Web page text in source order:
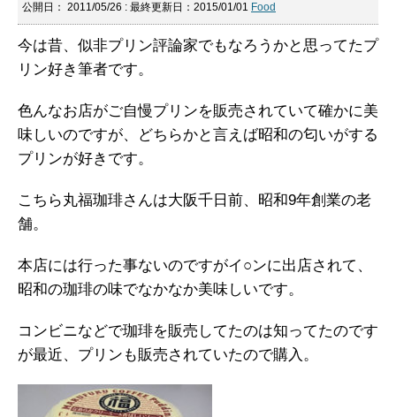
公開日： 2011/05/26 : 最終更新日：2015/01/01 Food
今は昔、似非プリン評論家でもなろうかと思ってたプ
リン好き筆者です。
色んなお店がご自慢プリンを販売されていて確かに美
味しいのですが、どちらかと言えば昭和の匂いがする
プリンが好きです。
こちら丸福珈琲さんは大阪千日前、昭和9年創業の老
舗。
本店には行った事ないのですがイ○ンに出店されて、
昭和の珈琲の味でなかなか美味しいです。
コンビニなどで珈琲を販売してたのは知ってたのです
が最近、プリンも販売されていたので購入。